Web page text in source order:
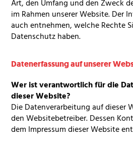
Art, den Umfang und den Zweck
im Rahmen unserer Website. Der
auch entnehmen, welche Rechte
Datenschutz haben.
Datenerfassung auf unserer
Wer ist verantwortlich für die
dieser Website?
Die Datenverarbeitung auf dieser
den Websitebetreiber. Dessen
dem Impressum dieser Website